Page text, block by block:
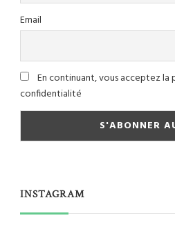
Email
En continuant, vous acceptez la
confidentialité
INSTAGRAM